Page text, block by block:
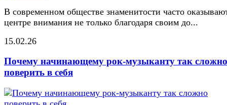
В современном обществе знаменитости часто
центре внимания не только благодаря своим до...
15.02.26
Почему начинающему рок-музыканту так сложно
поверить в себя